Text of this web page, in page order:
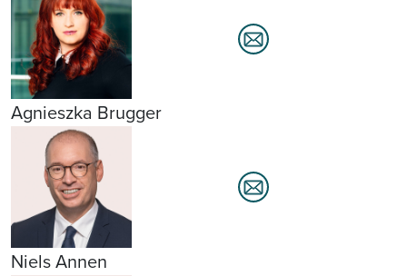
Agnieszka Brugger
Niels Annen